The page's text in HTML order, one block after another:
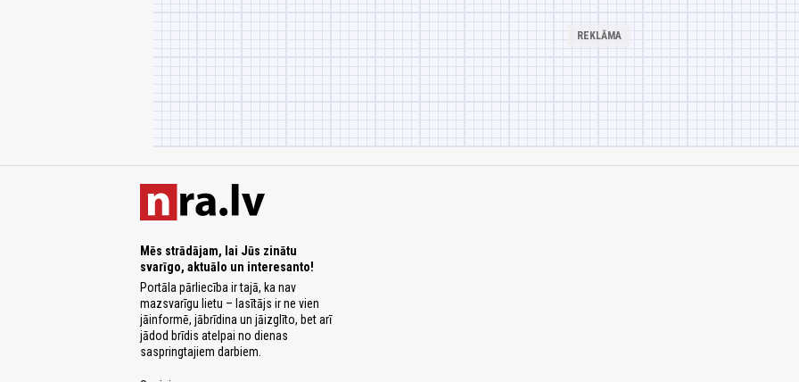
Mēs strādājam, lai Jūs zinātu
svarīgo, aktuālo un interesanto!
Portāla pārliecība ir tajā, ka nav
mazsvarīgu lietu – lasītājs ir ne vien
jāinformē, jābrīdina un jāizglīto, bet arī
jādod brīdis atelpai no dienas
saspringtajiem darbiem.